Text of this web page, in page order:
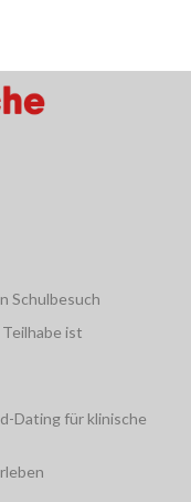
Schulbesuch
ist
Dating für klinische